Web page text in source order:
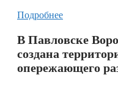
Подробнее
В Павловске
создана
опережающего